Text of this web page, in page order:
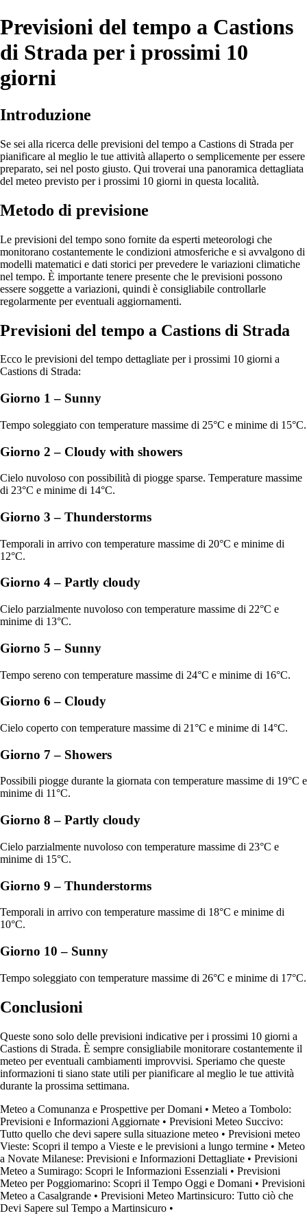
Previsioni del tempo a Castions
di Strada per i prossimi 10
giorni
Introduzione
Se sei alla ricerca delle previsioni del tempo a Castions di Strada per
pianificare al meglio le tue attività allaperto o semplicemente per essere
preparato, sei nel posto giusto. Qui troverai una panoramica dettagliata
del meteo previsto per i prossimi 10 giorni in questa località.
Metodo di previsione
Le previsioni del tempo sono fornite da esperti meteorologi che
monitorano costantemente le condizioni atmosferiche e si avvalgono di
modelli matematici e dati storici per prevedere le variazioni climatiche
nel tempo. È importante tenere presente che le previsioni possono
essere soggette a variazioni, quindi è consigliabile controllarle
regolarmente per eventuali aggiornamenti.
Previsioni del tempo a Castions di Strada
Ecco le previsioni del tempo dettagliate per i prossimi 10 giorni a
Castions di Strada:
Giorno 1 – Sunny
Tempo soleggiato con temperature massime di 25°C e minime di 15°C.
Giorno 2 – Cloudy with showers
Cielo nuvoloso con possibilità di piogge sparse. Temperature massime
di 23°C e minime di 14°C.
Giorno 3 – Thunderstorms
Temporali in arrivo con temperature massime di 20°C e minime di
12°C.
Giorno 4 – Partly cloudy
Cielo parzialmente nuvoloso con temperature massime di 22°C e
minime di 13°C.
Giorno 5 – Sunny
Tempo sereno con temperature massime di 24°C e minime di 16°C.
Giorno 6 – Cloudy
Cielo coperto con temperature massime di 21°C e minime di 14°C.
Giorno 7 – Showers
Possibili piogge durante la giornata con temperature massime di 19°C e
minime di 11°C.
Giorno 8 – Partly cloudy
Cielo parzialmente nuvoloso con temperature massime di 23°C e
minime di 15°C.
Giorno 9 – Thunderstorms
Temporali in arrivo con temperature massime di 18°C e minime di
10°C.
Giorno 10 – Sunny
Tempo soleggiato con temperature massime di 26°C e minime di 17°C.
Conclusioni
Queste sono solo delle previsioni indicative per i prossimi 10 giorni a
Castions di Strada. È sempre consigliabile monitorare costantemente il
meteo per eventuali cambiamenti improvvisi. Speriamo che queste
informazioni ti siano state utili per pianificare al meglio le tue attività
durante la prossima settimana.
Meteo a Comunanza e Prospettive per Domani • Meteo a Tombolo:
Previsioni e Informazioni Aggiornate • Previsioni Meteo Succivo:
Tutto quello che devi sapere sulla situazione meteo • Previsioni meteo
Vieste: Scopri il tempo a Vieste e le previsioni a lungo termine • Meteo
a Novate Milanese: Previsioni e Informazioni Dettagliate • Previsioni
Meteo a Sumirago: Scopri le Informazioni Essenziali • Previsioni
Meteo per Poggiomarino: Scopri il Tempo Oggi e Domani • Previsioni
Meteo a Casalgrande • Previsioni Meteo Martinsicuro: Tutto ciò che
Devi Sapere sul Tempo a Martinsicuro •